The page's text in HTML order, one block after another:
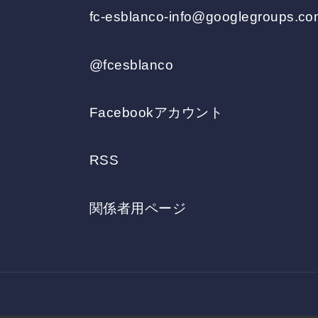
fc-esblanco-
@fcesblanco
Facebookアカウント
RSS
関係者用ページ